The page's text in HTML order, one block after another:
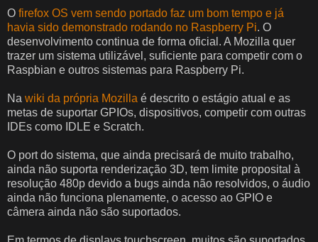
O firefox OS vem sendo portado faz um bom tempo e já
havia sido demonstrado rodando no Raspberry Pi. O
desenvolvimento continua de forma oficial. A Mozilla quer
trazer um sistema utilizável, suficiente para competir com o
Raspbian e outros sistemas para Raspberry Pi.
Na wiki da própria Mozilla é descrito o estágio atual e as
metas de suportar GPIOs, dispositivos, competir com outras
IDEs como IDLE e Scratch.
O port do sistema, que ainda precisará de muito trabalho,
ainda não suporta renderização 3D, tem limite proposital à
resolução 480p devido a bugs ainda não resolvidos, o áudio
ainda não funciona plenamente, o acesso ao GPIO e
câmera ainda não são suportados.